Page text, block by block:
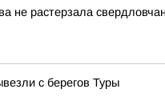
не растерзала
с берегов Туры